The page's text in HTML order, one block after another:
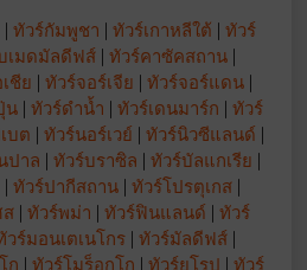
|ทัวร์กัมพูชา |ทัวร์เกาหลีใต้ |ทัวร์
เมดมัลดีฟส์ |ทัวร์คาซัคสถาน |
ชีย |ทัวร์จอร์เจีย |ทัวร์จอร์แดน |
น |ทัวร์ดำน้ำ |ทัวร์เดนมาร์ก |ทัวร์
บต |ทัวร์นอร์เวย์ |ทัวร์นิวซีแลนด์ |
ปาล |ทัวร์บราซิล |ทัวร์บัลแกเรีย |
|ทัวร์ปากีสถาน |ทัวร์โปรตุเกส |
ส |ทัวร์พม่า |ทัวร์ฟินแลนด์ |ทัวร์
วร์มอนเตเนโกร |ทัวร์มัลดีฟส์ |
ก |ทัวร์โมร็อกโก |ทัวร์ยุโรป |ทัวร์